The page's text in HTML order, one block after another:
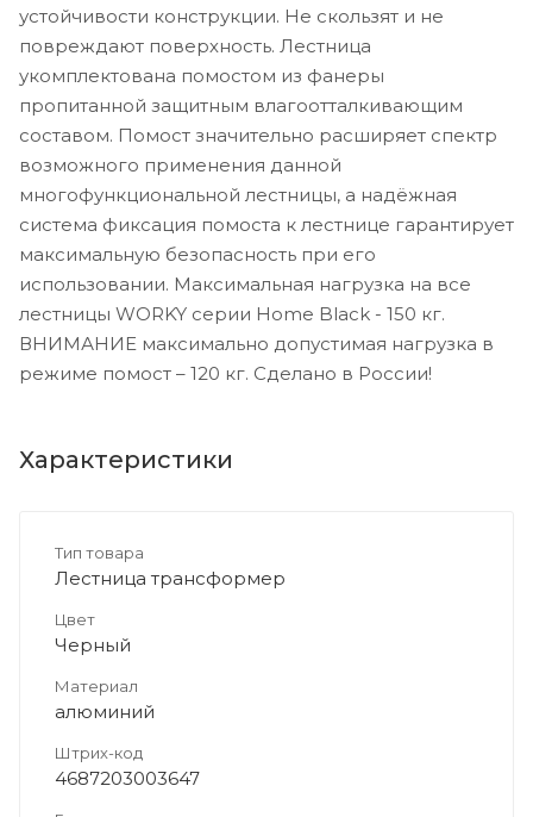
устойчивости конструкции. Не скользят и не
повреждают поверхность. Лестница
укомплектована помостом из фанеры
пропитанной защитным влагоотталкивающим
составом. Помост значительно расширяет спектр
возможного применения данной
многофункциональной лестницы, а надёжная
система фиксация помоста к лестнице гарантирует
максимальную безопасность при его
использовании. Максимальная нагрузка на все
лестницы WORKY серии Home Black - 150 кг.
ВНИМАНИЕ максимально допустимая нагрузка в
режиме помост – 120 кг. Сделано в России!
Характеристики
Тип товара
Лестница трансформер
Цвет
Черный
Материал
алюминий
Штрих-код
4687203003647